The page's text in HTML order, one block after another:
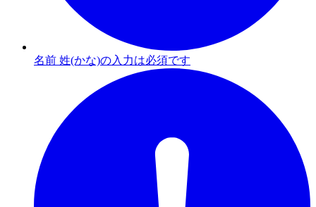
名前 姓(かな)の入力は必須です